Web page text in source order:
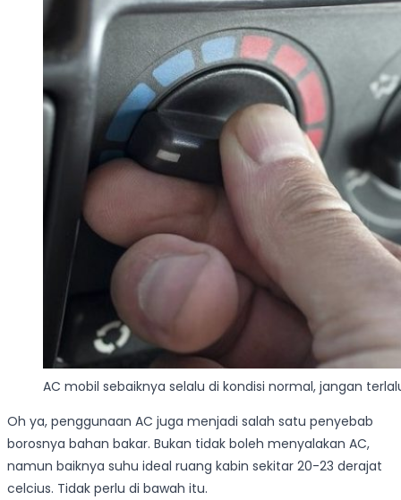
AC mobil sebaiknya selalu di kondisi normal, jangan
Oh ya, penggunaan AC juga menjadi salah satu penyebab
borosnya bahan bakar. Bukan tidak boleh menyalakan AC,
namun baiknya suhu ideal ruang kabin sekitar 20-23 derajat
celcius. Tidak perlu di bawah itu.